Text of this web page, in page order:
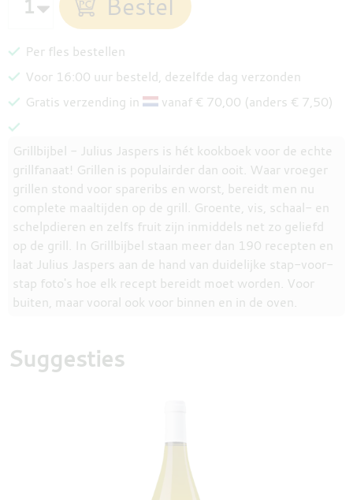
Per fles bestellen
Voor 16:00 uur besteld, dezelfde dag verzonden
Gratis verzending in
vanaf € 70,00 (anders € 7,50)
Grillbijbel - Julius Jaspers is hét kookboek voor de echte
grillfanaat! Grillen is populairder dan ooit. Waar vroeger
grillen stond voor spareribs en worst, bereidt men nu
complete maaltijden op de grill. Groente, vis, schaal- en
schelpdieren en zelfs fruit zijn inmiddels net zo geliefd
op de grill. In Grillbijbel staan meer dan 190 recepten en
laat Julius Jaspers aan de hand van duidelijke stap-voor-
stap foto's hoe elk recept bereidt moet worden. Voor
buiten, maar vooral ook voor binnen en in de oven.
Suggesties